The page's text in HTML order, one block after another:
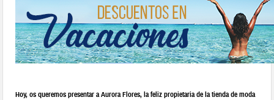
Hoy, os queremos presentar a Aurora Flores, la feliz propietaria de la tienda de moda